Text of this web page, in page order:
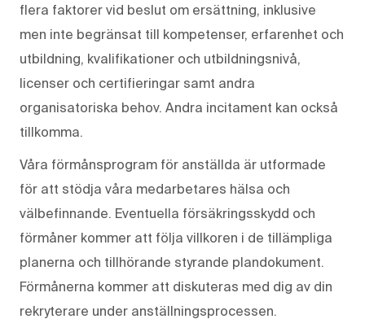
flera faktorer vid beslut om ersättning, inklusive
men inte begränsat till kompetenser, erfarenhet och
utbildning, kvalifikationer och utbildningsnivå,
licenser och certifieringar samt andra
organisatoriska behov. Andra incitament kan också
tillkomma.
Våra förmånsprogram för anställda är utformade
för att stödja våra medarbetares hälsa och
välbefinnande. Eventuella försäkringsskydd och
förmåner kommer att följa villkoren i de tillämpliga
planerna och tillhörande styrande plandokument.
Förmånerna kommer att diskuteras med dig av din
rekryterare under anställningsprocessen.